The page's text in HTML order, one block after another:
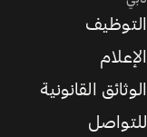
التوظيف
الإعلام
الوثائق القانونية
للتواصل